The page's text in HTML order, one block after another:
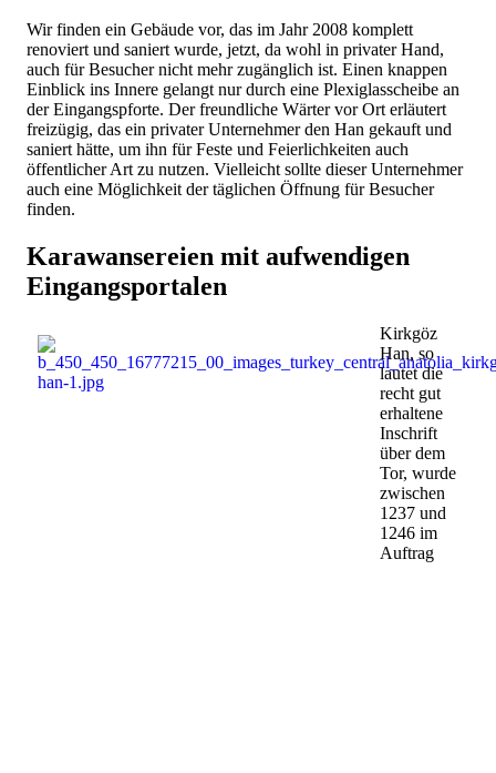
Wir finden ein Gebäude vor, das im Jahr 2008 komplett
renoviert und saniert wurde, jetzt, da wohl in privater Hand,
auch für Besucher nicht mehr zugänglich ist. Einen knappen
Einblick ins Innere gelangt nur durch eine Plexiglasscheibe an
der Eingangspforte. Der freundliche Wärter vor Ort erläutert
freizügig, das ein privater Unternehmer den Han gekauft und
saniert hätte, um ihn für Feste und Feierlichkeiten auch
öffentlicher Art zu nutzen. Vielleicht sollte dieser Unternehmer
auch eine Möglichkeit der täglichen Öffnung für Besucher
finden.
Karawansereien mit aufwendigen
Eingangsportalen
Kirkgöz
Han, so
lautet die
recht gut
erhaltene
Inschrift
über dem
Tor, wurde
zwischen
1237 und
1246 im
Auftrag